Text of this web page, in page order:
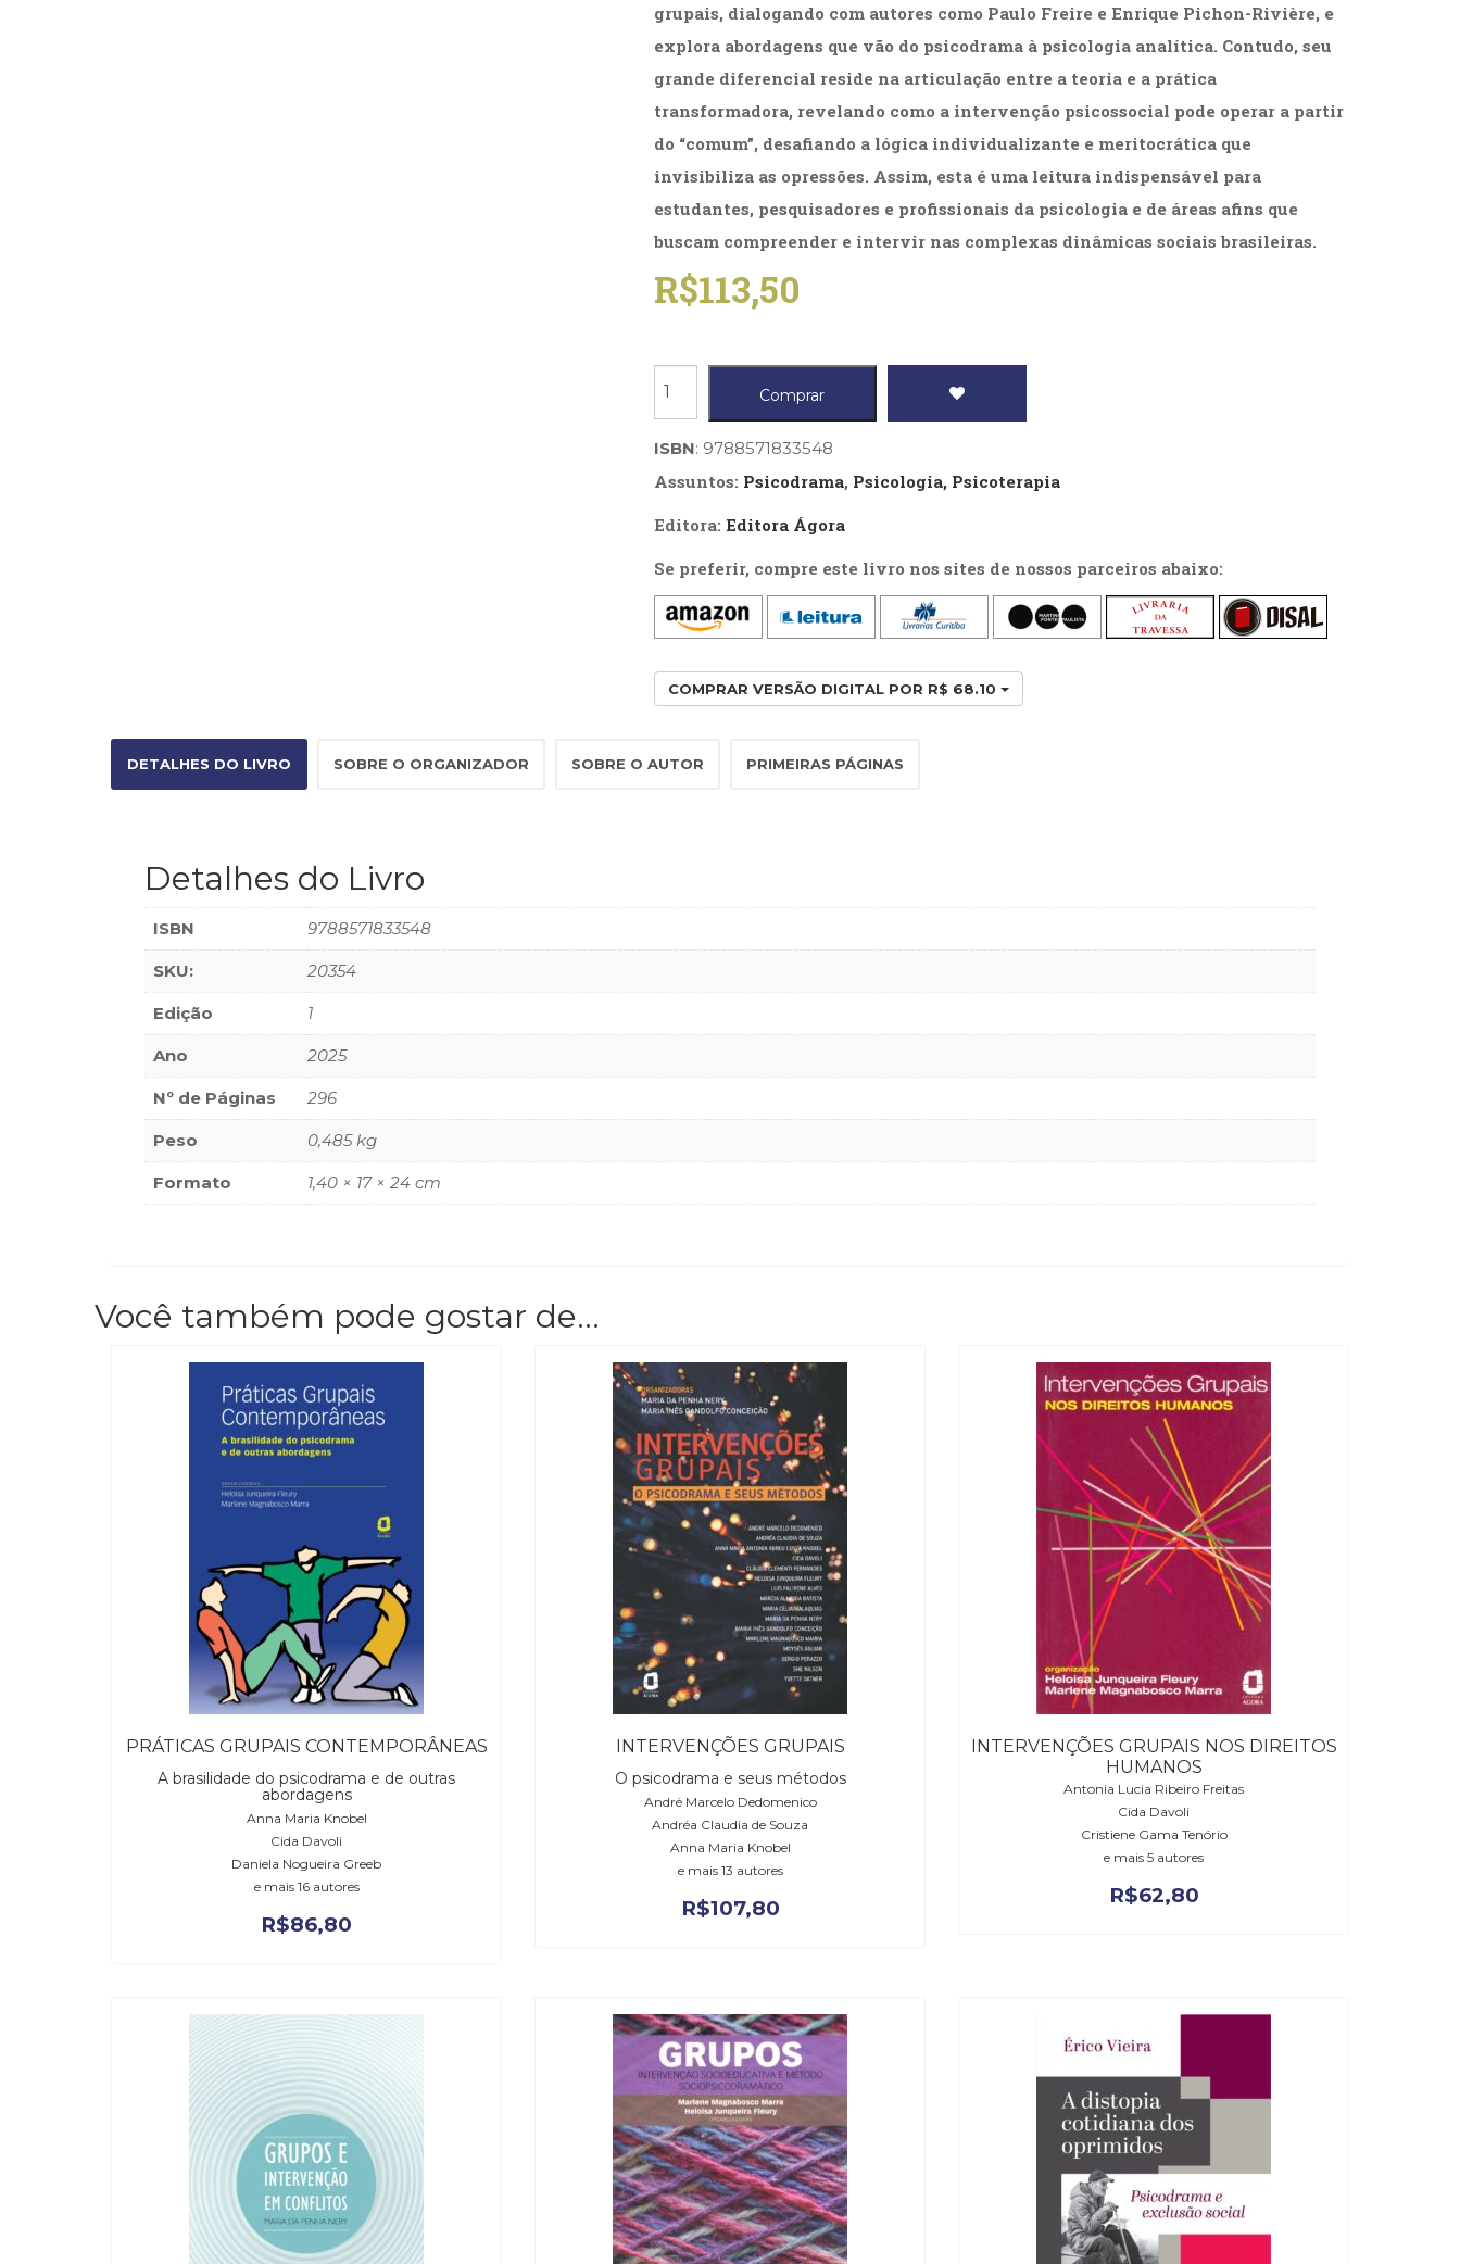
grupais, dialogando com autores como Paulo Freire e Enrique Pichon-Rivière, e
explora abordagens que vão do psicodrama à psicologia analítica. Contudo, seu
grande diferencial reside na articulação entre a teoria e a prática
transformadora, revelando como a intervenção psicossocial pode operar a partir
do “comum”, desafiando a lógica individualizante e meritocrática que
invisibiliza as opressões. Assim, esta é uma leitura indispensável para
estudantes, pesquisadores e profissionais da psicologia e de áreas afins que
buscam compreender e intervir nas complexas dinâmicas sociais brasileiras.
R$113,50
Processos
e
intervenções
Comprar
ISBN: 9788571833548
Assuntos: Psicodrama, Psicologia, Psicoterapia
Editora: Editora Ágora
Se preferir, compre este livro nos sites de nossos parceiros abaixo:
COMPRAR VERSÃO DIGITAL POR R$ 68.10
DETALHES DO LIVRO SOBRE O ORGANIZADOR SOBRE O AUTOR PRIMEIRAS PÁGINAS
Detalhes do Livro
ISBN 9788571833548
SKU: 20354
Edição 1
Ano 2025
Nº de Páginas 296
Peso 0,485 kg
Formato 1,40 × 17 × 24 cm
Você também pode gostar de…
PRÁTICAS GRUPAIS CONTEMPORÂNEAS
A brasilidade do psicodrama e de outras
abordagens
Anna Maria Knobel
Cida Davoli
Daniela Nogueira Greeb
e mais 16 autores
R$86,80
INTERVENÇÕES GRUPAIS
O psicodrama e seus métodos
André Marcelo Dedomenico
Andréa Claudia de Souza
Anna Maria Knobel
e mais 13 autores
R$107,80
INTERVENÇÕES GRUPAIS NOS DIREITOS
HUMANOS
Antonia Lucia Ribeiro Freitas
Cida Davoli
Cristiene Gama Tenório
e mais 5 autores
R$62,80